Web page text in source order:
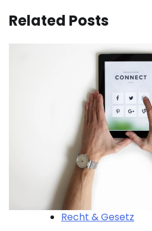
Related Posts
Recht & Gesetz